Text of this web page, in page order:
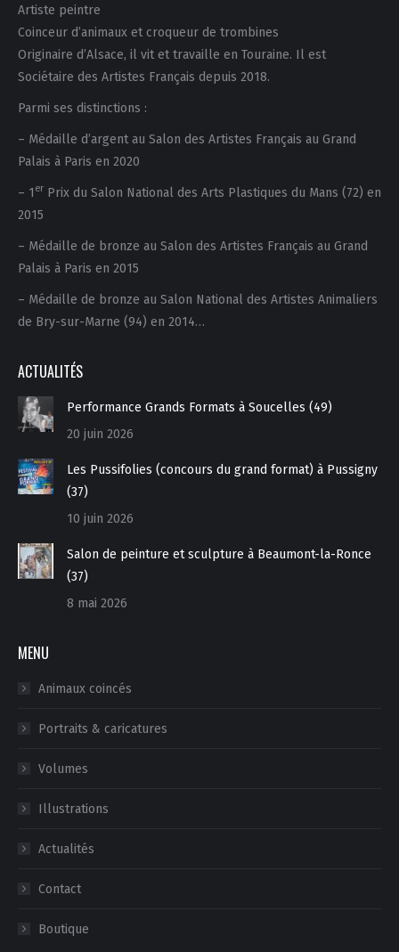
Artiste peintre
Coinceur d’animaux et croqueur de trombines
Originaire d’Alsace, il vit et travaille en Touraine. Il est
Sociétaire des Artistes Français depuis 2018.
Parmi ses distinctions :
– Médaille d’argent au Salon des Artistes Français au Grand
Palais à Paris en 2020
– 1 er Prix du Salon National des Arts Plastiques du Mans (72) en
2015
– Médaille de bronze au Salon des Artistes Français au Grand
Palais à Paris en 2015
– Médaille de bronze au Salon National des Artistes Animaliers
de Bry-sur-Marne (94) en 2014…
ACTUALITÉS
Performance Grands Formats à Soucelles (49)
20 juin 2026
Les Pussifolies (concours du grand format) à Pussigny
(37)
10 juin 2026
Salon de peinture et sculpture à Beaumont-la-Ronce
(37)
8 mai 2026
MENU
Animaux coincés
Portraits & caricatures
Volumes
Illustrations
Actualités
Contact
Boutique